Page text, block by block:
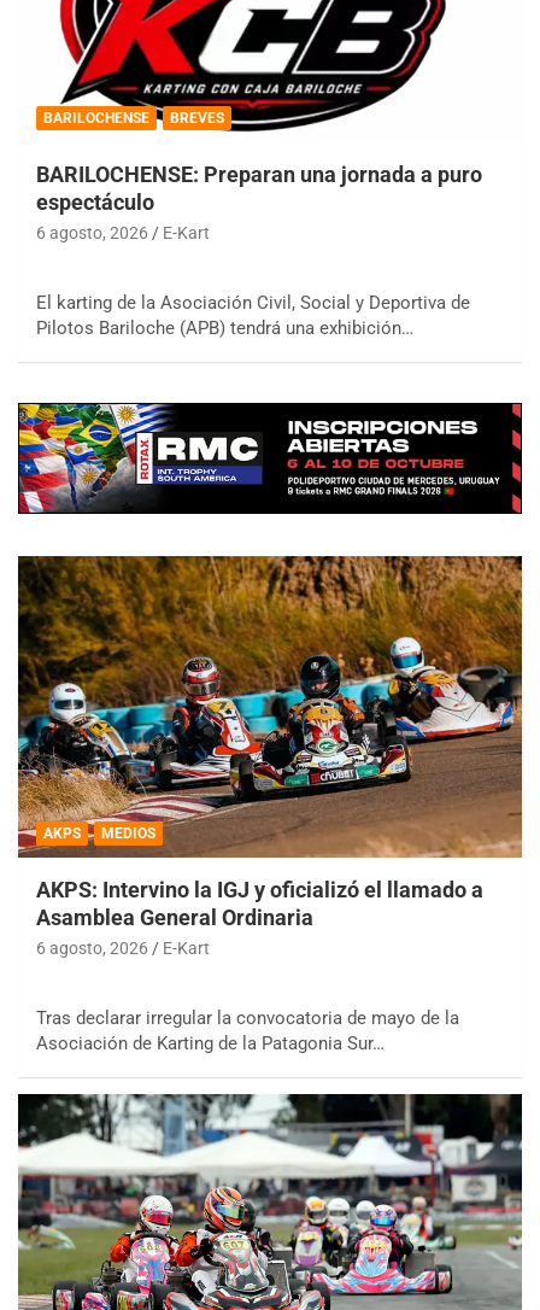
BARILOCHENSE BREVES
BARILOCHENSE: Preparan una jornada a puro
espectáculo
6 agosto, 2026 E-Kart
El karting de la Asociación Civil, Social y Deportiva de
Pilotos Bariloche (APB) tendrá una exhibición…
AKPS MEDIOS
AKPS: Intervino la IGJ y oficializó el llamado a
Asamblea General Ordinaria
6 agosto, 2026 E-Kart
Tras declarar irregular la convocatoria de mayo de la
Asociación de Karting de la Patagonia Sur…